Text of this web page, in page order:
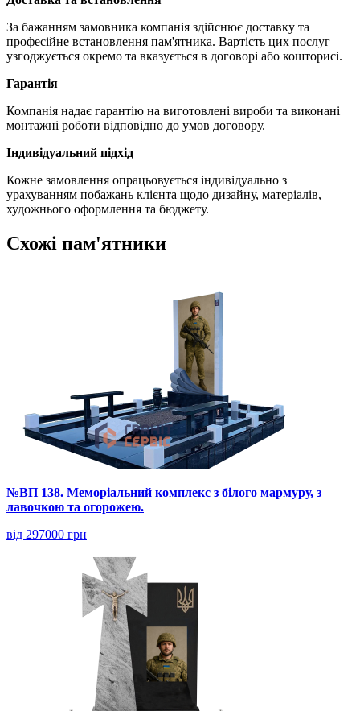
За бажанням замовника компанія здійснює доставку та
професійне встановлення пам'ятника. Вартість цих послуг
узгоджується окремо та вказується в договорі або кошторисі.
Гарантія
Компанія надає гарантію на виготовлені вироби та виконані
монтажні роботи відповідно до умов договору.
Індивідуальний підхід
Кожне замовлення опрацьовується індивідуально з
урахуванням побажань клієнта щодо дизайну, матеріалів,
художнього оформлення та бюджету.
Схожі пам'ятники
№ВП 138. Меморіальний комплекс з білого мармуру, з
лавочкою та огорожею.
від 297000 грн